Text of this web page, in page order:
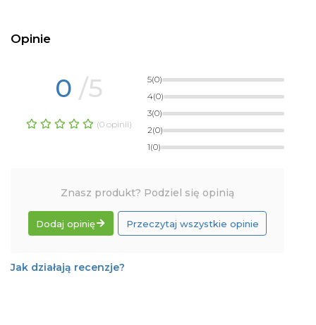
Opinie
0 /5
(0 opinii)
5(0)
4(0)
3(0)
2(0)
1(0)
Znasz produkt? Podziel się opinią
Dodaj opinię Przeczytaj wszystkie opinie
Jak działają recenzje?